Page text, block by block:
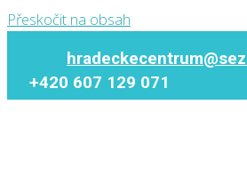
Přeskočit na obsah
+420 607 129 071